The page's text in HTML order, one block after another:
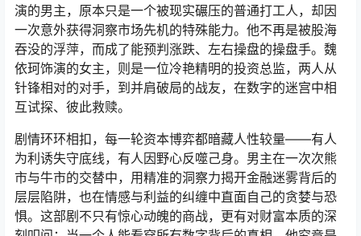
演的男主，原本只是一个被现实碾压的普通打工人，却因
一次意外获得洞察市场先机的特殊能力。他不再是被股海
吞没的浮萍，而成了能预判涨跌、左右操盘的操盘手。魏
依珂饰演的女主，则是一位冷艳精明的投资总监，两人从
针锋相对的对手，到并肩破局的战友，在数字的迷宫中相
互试探、彼此救赎。
剧情环环相扣，每一轮资本博弈都暗藏人性较量——有人
为利诱失守底线，有人因野心反噬己身。男主在一次次熊
市与牛市的交替中，用精准的洞察力揭开金融迷雾背后的
层层陷阱，也在情感与利益的纠缠中直面自己的贪婪与恐
惧。这部剧不只有惊心动魄的商战，更有对财富本质的深